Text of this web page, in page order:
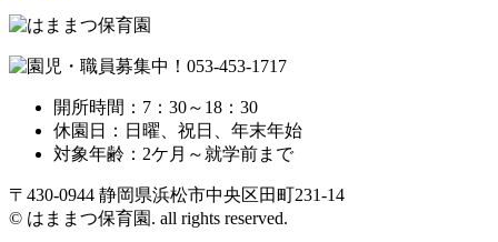
開所時間：7：30～18：30
休園日：日曜、祝日、年末年始
対象年齢：2ケ月～就学前まで
〒430-0944 静岡県浜松市中央区田町231-14
© はままつ保育園. all rights reserved.